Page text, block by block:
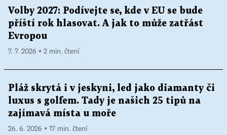
Volby 2027: Podívejte se, kde v EU se bude
příští rok hlasovat. A jak to může zatřást
Evropou
7. 7. 2026 ▪ 2 min. čtení
Pláž skrytá i v jeskyni, led jako diamanty či
luxus s golfem. Tady je našich 25 tipů na
zajímavá místa u moře
26. 6. 2026 ▪ 17 min. čtení